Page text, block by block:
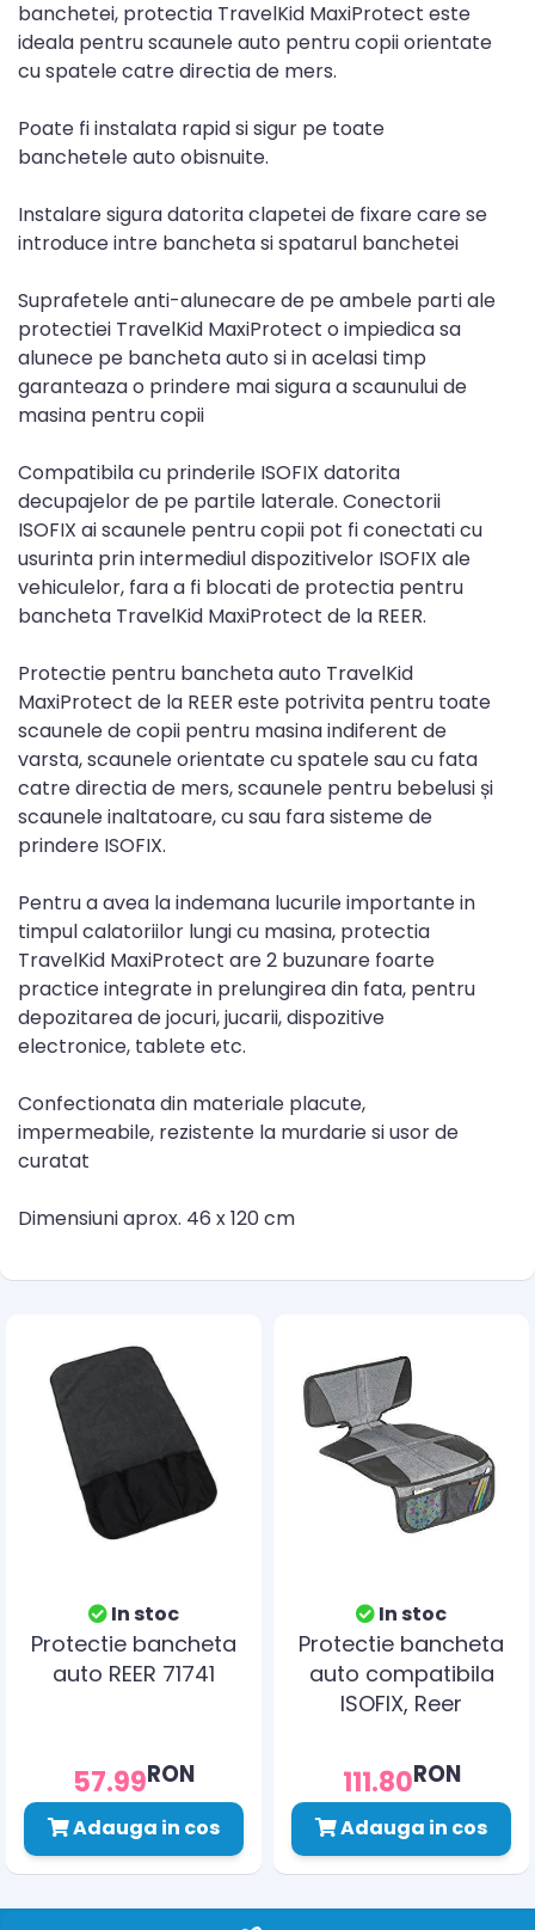
banchetei, protectia TravelKid MaxiProtect este
ideala pentru scaunele auto pentru copii orientate
cu spatele catre directia de mers.
Poate fi instalata rapid si sigur pe toate
banchetele auto obisnuite.
Instalare sigura datorita clapetei de fixare care se
introduce intre bancheta si spatarul banchetei
Suprafetele anti-alunecare de pe ambele parti ale
protectiei TravelKid MaxiProtect o impiedica sa
alunece pe bancheta auto si in acelasi timp
garanteaza o prindere mai sigura a scaunului de
masina pentru copii
Compatibila cu prinderile ISOFIX datorita
decupajelor de pe partile laterale. Conectorii
ISOFIX ai scaunele pentru copii pot fi conectati cu
usurinta prin intermediul dispozitivelor ISOFIX ale
vehiculelor, fara a fi blocati de protectia pentru
bancheta TravelKid MaxiProtect de la REER.
Protectie pentru bancheta auto TravelKid
MaxiProtect de la REER este potrivita pentru toate
scaunele de copii pentru masina indiferent de
varsta, scaunele orientate cu spatele sau cu fata
catre directia de mers, scaunele pentru bebelusi și
scaunele inaltatoare, cu sau fara sisteme de
prindere ISOFIX.
Pentru a avea la indemana lucurile importante in
timpul calatoriilor lungi cu masina, protectia
TravelKid MaxiProtect are 2 buzunare foarte
practice integrate in prelungirea din fata, pentru
depozitarea de jocuri, jucarii, dispozitive
electronice, tablete etc.
Confectionata din materiale placute,
impermeabile, rezistente la murdarie si usor de
curatat
Dimensiuni aprox. 46 x 120 cm
In stoc
Protectie bancheta
auto REER 71741
57.99RON
Adauga in cos
In stoc
Protectie bancheta
auto compatibila
ISOFIX, Reer
86061
111.80RON
Adauga in cos